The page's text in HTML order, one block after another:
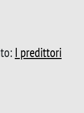
I predittori